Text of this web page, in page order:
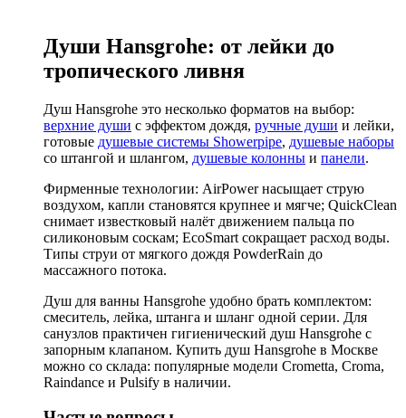
Души Hansgrohe: от лейки до
тропического ливня
Душ Hansgrohe это несколько форматов на выбор:
верхние души с эффектом дождя, ручные души и лейки,
готовые душевые системы Showerpipe, душевые наборы
со штангой и шлангом, душевые колонны и панели.
Фирменные технологии: AirPower насыщает струю
воздухом, капли становятся крупнее и мягче; QuickClean
снимает известковый налёт движением пальца по
силиконовым соскам; EcoSmart сокращает расход воды.
Типы струи от мягкого дождя PowderRain до
массажного потока.
Душ для ванны Hansgrohe удобно брать комплектом:
смеситель, лейка, штанга и шланг одной серии. Для
санузлов практичен гигиенический душ Hansgrohe с
запорным клапаном. Купить душ Hansgrohe в Москве
можно со склада: популярные модели Crometta, Croma,
Raindance и Pulsify в наличии.